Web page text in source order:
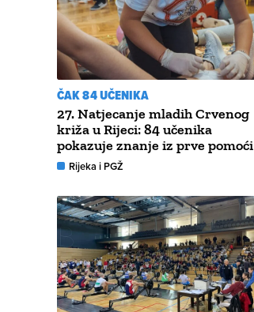
ČAK 84 UČENIKA
27. Natjecanje mladih Crvenog
križa u Rijeci: 84 učenika
pokazuje znanje iz prve pomoći
Rijeka i PGŽ